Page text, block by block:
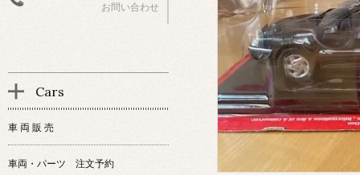
お問い合わせ
Cars
車 両 販 売
車両・パーツ 注文予約